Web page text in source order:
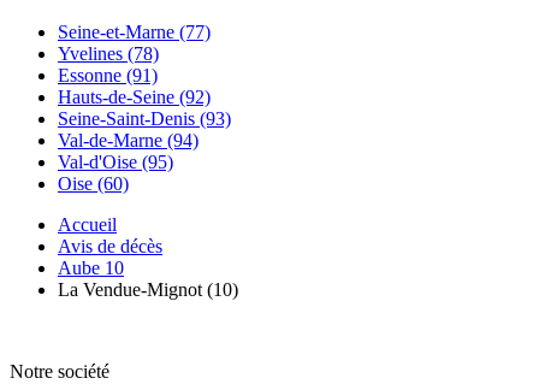
Seine-et-Marne (77)
Yvelines (78)
Essonne (91)
Hauts-de-Seine (92)
Seine-Saint-Denis (93)
Val-de-Marne (94)
Val-d'Oise (95)
Oise (60)
Accueil
Avis de décès
Aube 10
La Vendue-Mignot (10)
Notre société